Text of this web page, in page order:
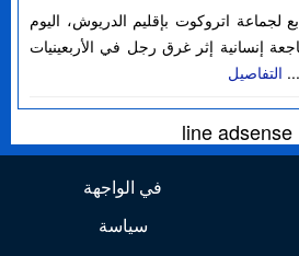
اتروكوت بإقليم الدريوش، اليوم
5 غشت 2026، فاجعة إنسانية إثر غرق رجل في الأربعينيات
التفاصيل
في الواجهة
سياسة